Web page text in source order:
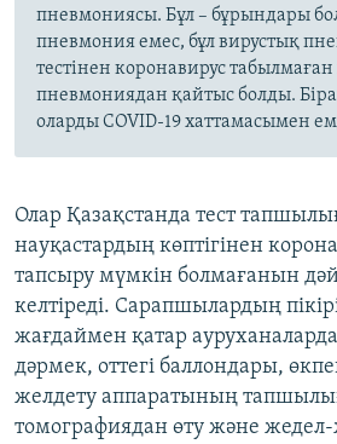
пневмониясы. Бұл – бұрындары
пневмония емес, бұл вирустық
тестінен коронавирус
пневмониядан қайтыс болды.
оларды COVID-19 хаттамасымен
Олар Қазақстанда тест
науқастардың көптігінен
тапсыру мүмкін болмағанын
келтіреді. Сарапшылардың
жағдаймен қатар
дәрмек, оттегі баллондары,
желдету аппаратының
томографиядан өту және